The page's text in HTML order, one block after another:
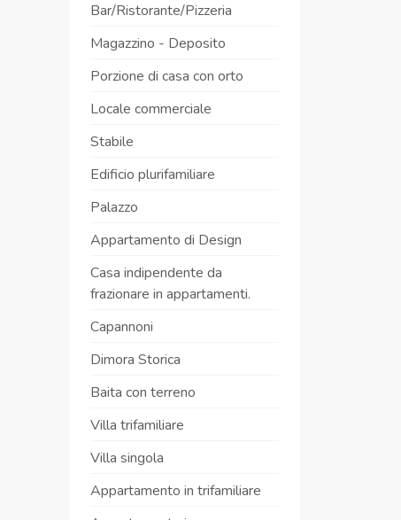
Bar/Ristorante/Pizzeria
Magazzino - Deposito
Porzione di casa con orto
Locale commerciale
Stabile
Edificio plurifamiliare
Palazzo
Appartamento di Design
Casa indipendente da
frazionare in appartamenti.
Capannoni
Dimora Storica
Baita con terreno
Villa trifamiliare
Villa singola
Appartamento in trifamiliare